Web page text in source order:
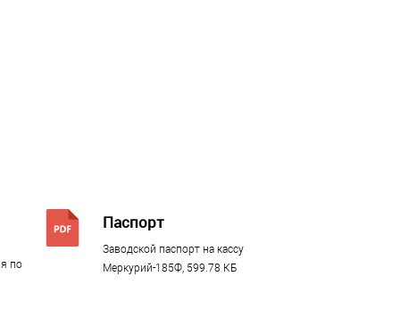
по
Паспорт
Заводской паспорт на кассу
Меркурий-185Ф, 599.78 КБ